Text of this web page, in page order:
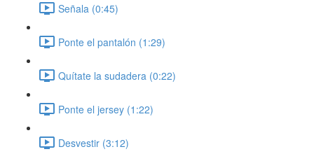
Señala (0:45)
Ponte el pantalón (1:29)
Quítate la sudadera (0:22)
Ponte el jersey (1:22)
Desvestir (3:12)